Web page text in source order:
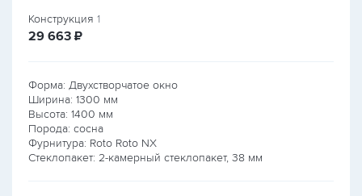
Конструкция 1
29 663 руб.
₽
Форма: Двухстворчатое окно
Ширина: 1300 мм
Высота: 1400 мм
Порода: сосна
Фурнитура: Roto Roto NX
Стеклопакет: 2-камерный стеклопакет, 38 мм